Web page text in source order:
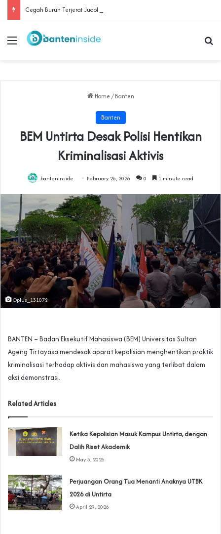
Menu
Home / Banten
Banten
BEM Untirta Desak Polisi Hentikan
Kriminalisasi Aktivis
banteninside February 26, 2026 0 1 minute read
Oplus_131072
BANTEN – Badan Eksekutif Mahasiswa (BEM) Universitas Sultan
Ageng Tirtayasa mendesak aparat kepolisian menghentikan praktik
kriminalisasi terhadap aktivis dan mahasiswa yang terlibat dalam
aksi demonstrasi.
Related Articles
Ketika Kepolisian Masuk Kampus Untirta, dengan
Dalih Riset Akademik
May 5, 2026
Perjuangan Orang Tua Menanti Anaknya UTBK
2026 di Untirta
April 29, 2026